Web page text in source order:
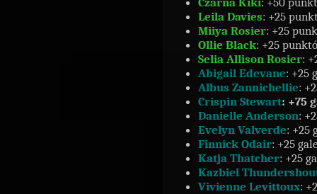
Leila Davies: +25
Miiya Rosier: +25
Ollie Black: +25
Selia Allison Rosier:
Abigail Edevane: +25
Albus Zannichellie:
Crispin Stewart: +75
Danielle Anderson:
Evelyn Valverde: +25
Finnick Odair: +25
Katja Thatcher: +25
Kazbiel
Vivienne Levittoux: